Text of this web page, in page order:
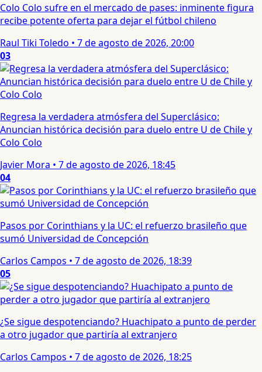
Colo Colo sufre en el mercado de pases: inminente figura
recibe potente oferta para dejar el fútbol chileno
Raul Tiki Toledo • 7 de agosto de 2026, 20:00
03
Regresa la verdadera atmósfera del Superclásico:
Anuncian histórica decisión para duelo entre U de Chile y
Colo Colo
Javier Mora • 7 de agosto de 2026, 18:45
04
Pasos por Corinthians y la UC: el refuerzo brasileño que
sumó Universidad de Concepción
Carlos Campos • 7 de agosto de 2026, 18:39
05
¿Se sigue despotenciando? Huachipato a punto de perder
a otro jugador que partiría al extranjero
Carlos Campos • 7 de agosto de 2026, 18:25